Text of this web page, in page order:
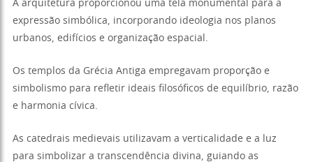
A arquitetura proporcionou uma tela monumental para a
expressão simbólica, incorporando ideologia nos planos
urbanos, edifícios e organização espacial.
Os templos da Grécia Antiga empregavam proporção e
simbolismo para refletir ideais filosóficos de equilíbrio, razão
e harmonia cívica.
As catedrais medievais utilizavam a verticalidade e a luz
para simbolizar a transcendência divina, guiando as